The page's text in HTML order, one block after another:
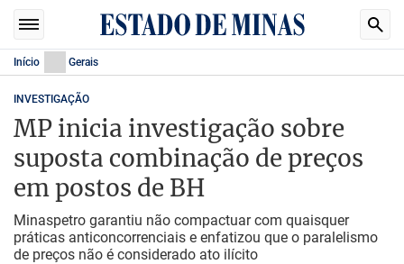
Início Gerais
INVESTIGAÇÃO
MP inicia investigação sobre
suposta combinação de preços
em postos de BH
Minaspetro garantiu não compactuar com quaisquer
práticas anticoncorrenciais e enfatizou que o paralelismo
de preços não é considerado ato ilícito